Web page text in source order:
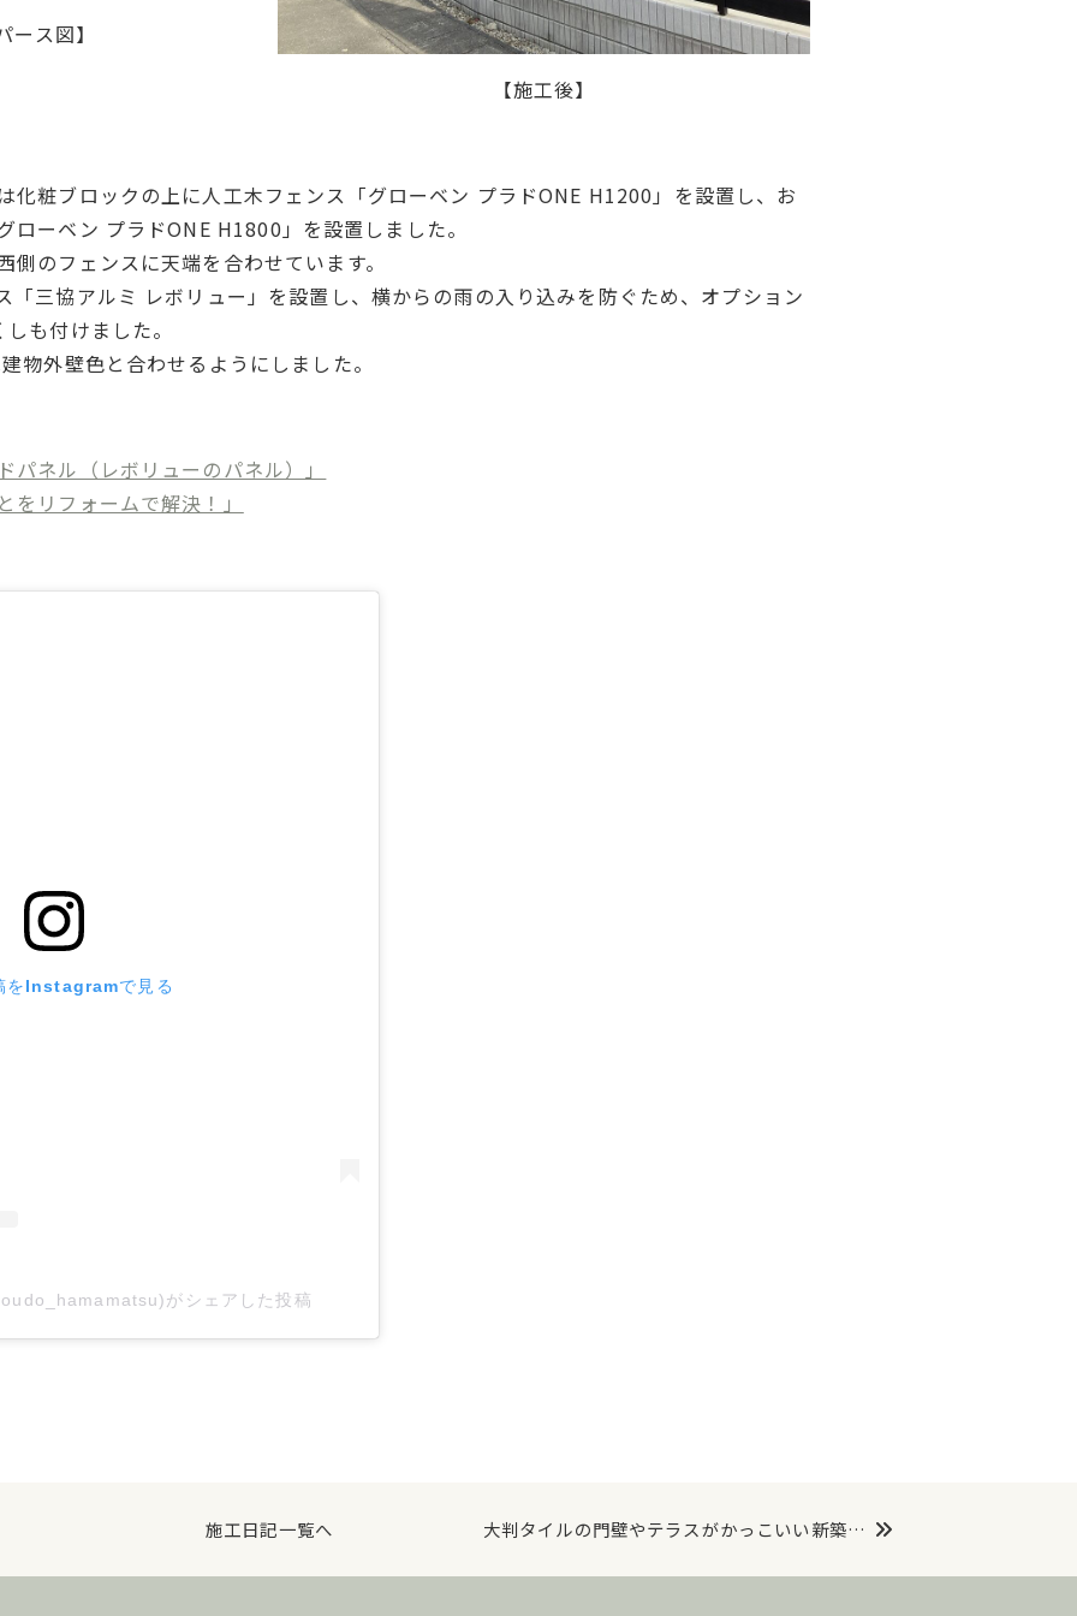
ース図】
【施工後】
化粧ブロックの上に人工木フェンス「グローベン プラドONE H1200」を設置し、お
ローベン プラドONE H1800」を設置しました。
のフェンスに天端を合わせています。
「三協アルミ レボリュー」を設置し、横からの雨の入り込みを防ぐため、オプション
も付けました。
物外壁色と合わせるようにしました。
ネル（レボリューのパネル）」
リフォームで解決！」
をInstagramで見る
がシェアした投稿
施工日記一覧へ 大判タイルの門壁やテラスがかっこいい新築…